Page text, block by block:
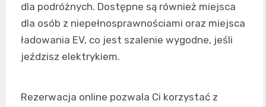
dla podróżnych. Dostępne są również miejsca
dla osób z niepełnosprawnościami oraz miejsca
ładowania EV, co jest szalenie wygodne, jeśli
jeździsz elektrykiem.
Rezerwacja online pozwala Ci korzystać z